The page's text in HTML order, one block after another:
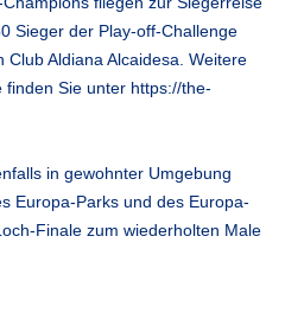
Sieger der Play-off-Challenge
Club Aldiana Alcaidesa. Weitere
finden Sie unter https://the-
in gewohnter Umgebung
Europa-Parks und des Europa-
Finale zum wiederholten Male